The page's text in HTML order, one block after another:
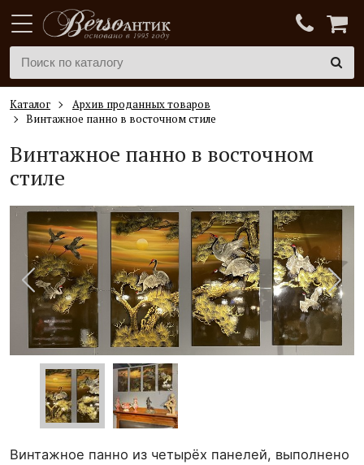
Каталог
Архив проданных товаров
Винтажное панно в восточном стиле
Винтажное панно в восточном
стиле
Винтажное панно из четырёх панелей, выполнено